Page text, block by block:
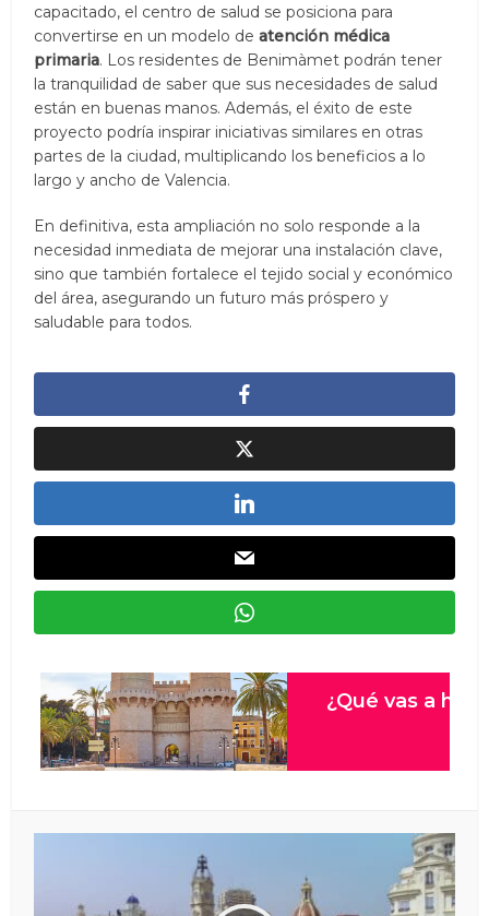
capacitado, el centro de salud se posiciona para
convertirse en un modelo deatención médica
primaria. Los residentes de Benimàmet podrán tener
la tranquilidad de saber que sus necesidades de salud
están en buenas manos. Además, el éxito de este
proyecto podría inspirar iniciativas similares en otras
partes de la ciudad, multiplicando los beneficios a lo
largo y ancho de Valencia.
En definitiva, esta ampliación no solo responde a la
necesidad inmediata de mejorar una instalación clave,
sino que también fortalece el tejido social y económico
del área, asegurando un futuro más próspero y
saludable para todos.